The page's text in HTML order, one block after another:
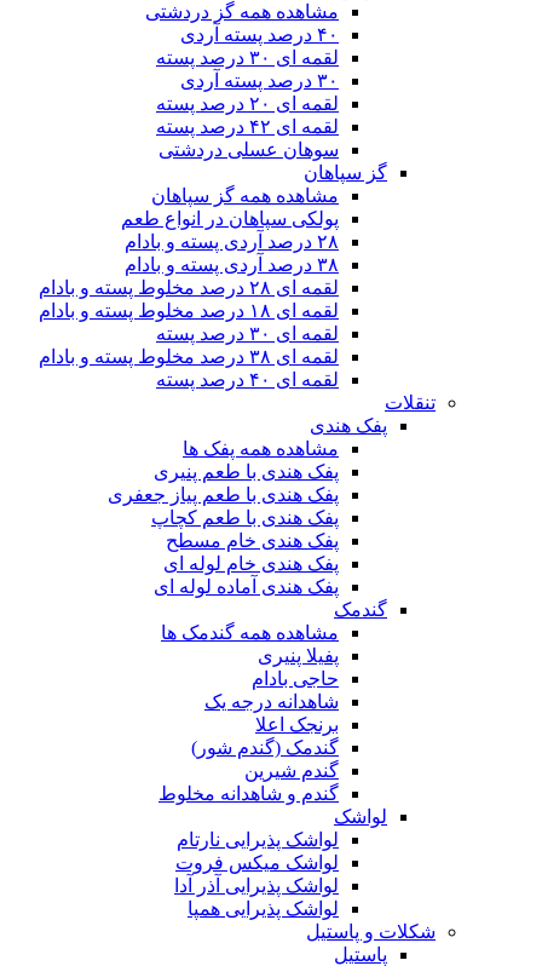
مشاهده همه گز دردشتی
۴۰ درصد پسته آردی
لقمه ای ۳۰ درصد پسته
۳۰ درصد پسته آردی
لقمه ای ۲۰ درصد پسته
لقمه ای ۴۲ درصد پسته
سوهان عسلی دردشتی
گز سپاهان
مشاهده همه گز سپاهان
پولکی سپاهان در انواع طعم
۲۸ درصد آردی پسته و بادام
۳۸ درصد آردی پسته و بادام
لقمه ای ۲۸ درصد مخلوط پسته و بادام
لقمه ای ۱۸ درصد مخلوط پسته و بادام
لقمه ای ۳۰ درصد پسته
لقمه ای ۳۸ درصد مخلوط پسته و بادام
لقمه ای ۴۰ درصد پسته
تنقلات
پفک هندی
مشاهده همه پفک ها
پفک هندی با طعم پنیری
پفک هندی با طعم پیاز جعفری
پفک هندی با طعم کچاپ
پفک هندی خام مسطح
پفک هندی خام لوله ای
پفک هندی آماده لوله ای
گندمک
مشاهده همه گندمک ها
پفیلا پنیری
حاجی بادام
شاهدانه درجه یک
برنجک اعلا
گندمک (گندم شور)
گندم شیرین
گندم و شاهدانه مخلوط
لواشک
لواشک پذیرایی نارتام
لواشک میکس فروت
لواشک پذیرایی آذر آدا
لواشک پذیرایی همپا
شکلات و پاستیل
پاستیل